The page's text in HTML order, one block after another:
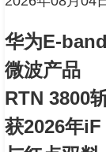
华为E-
微波产品
RTN 3800
获2026年iF